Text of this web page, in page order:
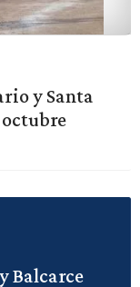
y Santa
octubre
Balcarce